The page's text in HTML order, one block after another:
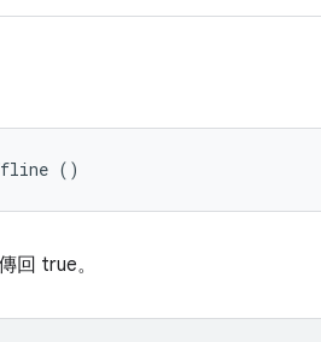
()
回 true。